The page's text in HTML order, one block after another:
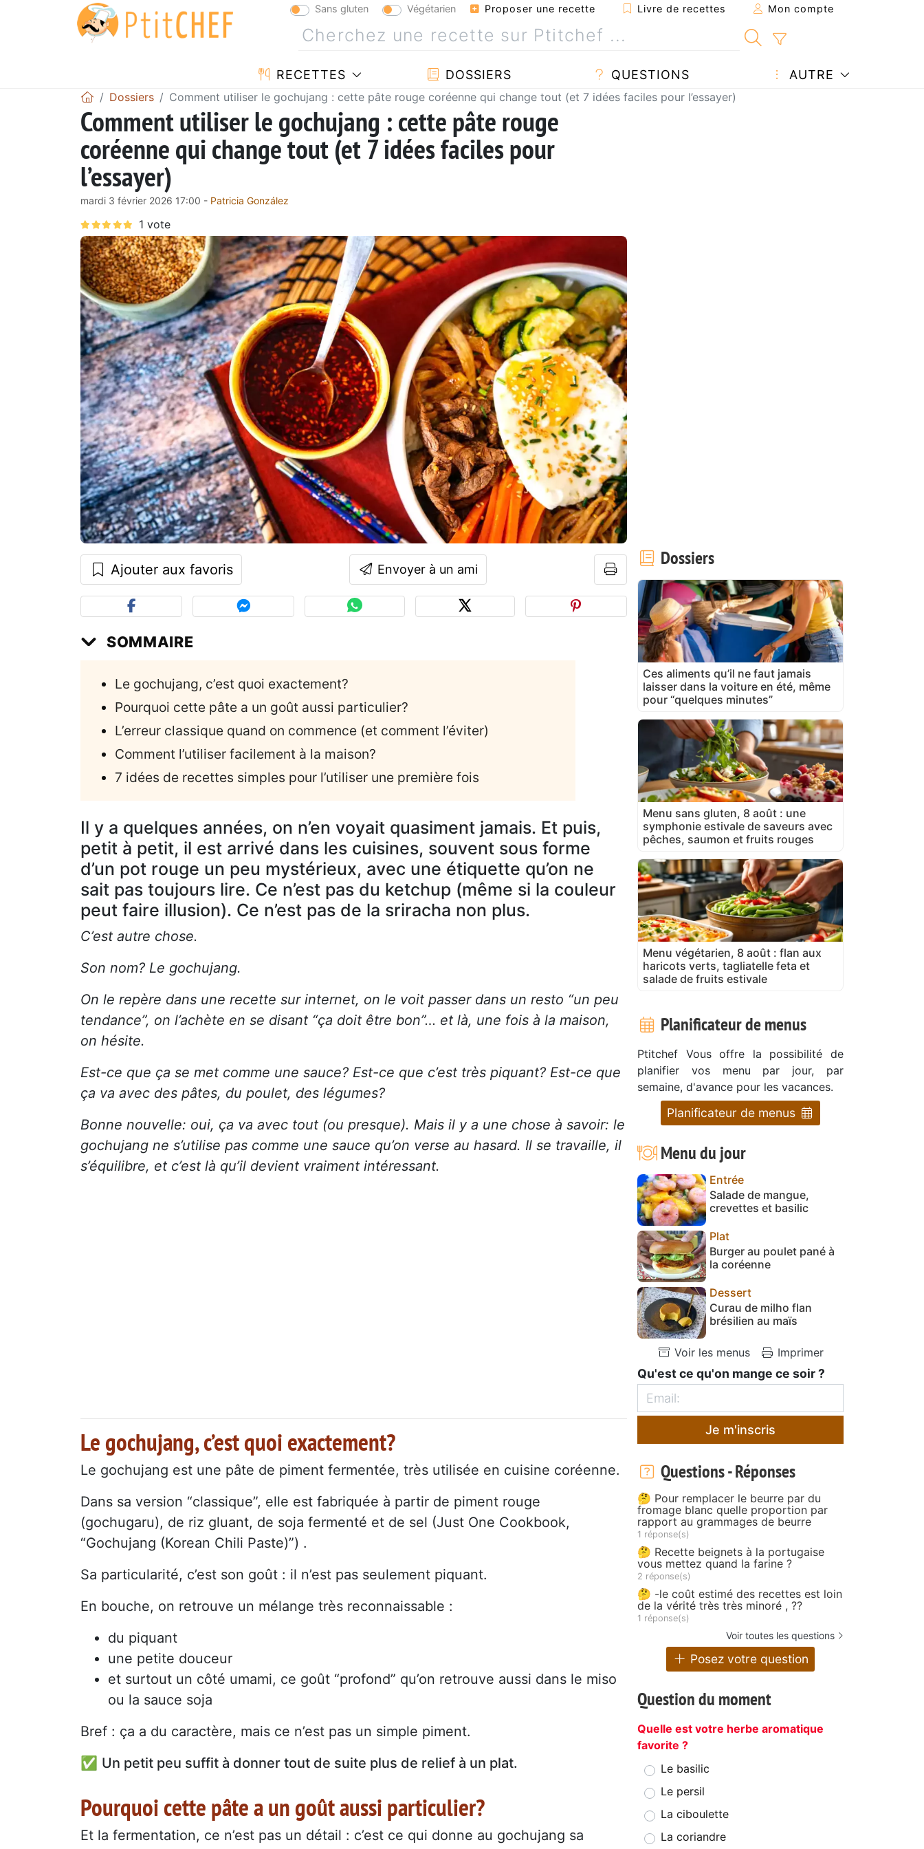
Sans gluten Végétarien Proposer une recette Livre de recettes Mon compte
RECETTES DOSSIERS QUESTIONS AUTRE
Dossiers Comment utiliser le gochujang : cette pâte rouge coréenne qui change tout (et 7 idées faciles pour l’essayer)
Comment utiliser le gochujang : cette pâte rouge
coréenne qui change tout (et 7 idées faciles pour
l’essayer)
mardi 3 février 2026 17:00 - Patricia González
Ajouter aux favoris Envoyer à un ami
SOMMAIRE
Le gochujang, c’est quoi exactement?
Pourquoi cette pâte a un goût aussi particulier?
L’erreur classique quand on commence (et comment l’éviter)
Comment l’utiliser facilement à la maison?
7 idées de recettes simples pour l’utiliser une première fois
Il y a quelques années, on n’en voyait quasiment jamais. Et puis,
petit à petit, il est arrivé dans les cuisines, souvent sous forme
d’un pot rouge un peu mystérieux, avec une étiquette qu’on ne
sait pas toujours lire. Ce n’est pas du ketchup (même si la couleur
peut faire illusion). Ce n’est pas de la sriracha non plus.
C’est autre chose.
Son nom? Le gochujang.
On le repère dans une recette sur internet, on le voit passer dans un resto “un peu
tendance”, on l’achète en se disant “ça doit être bon”… et là, une fois à la maison,
on hésite.
Est-ce que ça se met comme une sauce? Est-ce que c’est très piquant? Est-ce que
ça va avec des pâtes, du poulet, des légumes?
Bonne nouvelle: oui, ça va avec tout (ou presque). Mais il y a une chose à savoir: le
gochujang ne s’utilise pas comme une sauce qu’on verse au hasard. Il se travaille, il
s’équilibre, et c’est là qu’il devient vraiment intéressant.
Le gochujang, c’est quoi exactement?
Le gochujang est une pâte de piment fermentée, très utilisée en cuisine coréenne.
Dans sa version “classique”, elle est fabriquée à partir de piment rouge
(gochugaru), de riz gluant, de soja fermenté et de sel (Just One Cookbook,
“Gochujang (Korean Chili Paste)”) .
Sa particularité, c’est son goût : il n’est pas seulement piquant.
En bouche, on retrouve un mélange très reconnaissable :
du piquant
une petite douceur
et surtout un côté umami, ce goût “profond” qu’on retrouve aussi dans le miso
ou la sauce soja
Bref : ça a du caractère, mais ce n’est pas un simple piment.
✅ Un petit peu suffit à donner tout de suite plus de relief à un plat.
Pourquoi cette pâte a un goût aussi particulier?
Et la fermentation, ce n’est pas un détail : c’est ce qui donne au gochujang sa
Dossiers
Ces aliments qu’il ne faut jamais
laisser dans la voiture en été, même
pour “quelques minutes”
Menu sans gluten, 8 août : une
symphonie estivale de saveurs avec
pêches, saumon et fruits rouges
Menu végétarien, 8 août : flan aux
haricots verts, tagliatelle feta et
salade de fruits estivale
Planificateur de menus
Ptitchef Vous offre la possibilité de
planifier vos menu par jour, par
semaine, d'avance pour les vacances.
Planificateur de menus
Menu du jour
Entrée
Salade de mangue,
crevettes et basilic
Plat
Burger au poulet pané à
la coréenne
Dessert
Curau de milho flan
brésilien au maïs
Voir les menus Imprimer
Qu'est ce qu'on mange ce soir ?
Je m'inscris
Questions - Réponses
🤔 Pour remplacer le beurre par du
fromage blanc quelle proportion par
rapport au grammages de beurre
1 réponse(s)
🤔 Recette beignets à la portugaise
vous mettez quand la farine ?
2 réponse(s)
🤔 -le coût estimé des recettes est loin
de la vérité très très minoré , ??
1 réponse(s)
Voir toutes les questions
Posez votre question
Question du moment
Quelle est votre herbe aromatique
favorite ?
Le basilic
Le persil
La ciboulette
La coriandre